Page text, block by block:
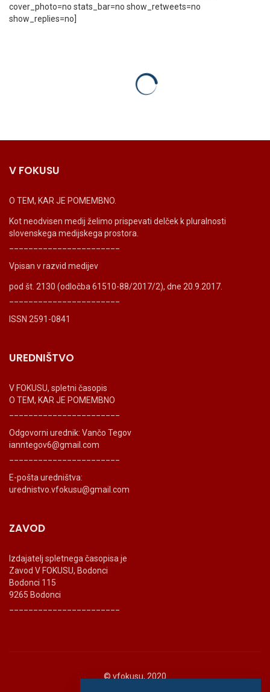
cover_photo=no stats_bar=no show_retweets=no
show_replies=no]
V FOKUSU
O TEM, KAR JE POMEMBNO.
Kot neodvisen medij želimo prispevati delček k pluralnosti
slovenskega medijskega prostora.
Vpisan v razvid medijev
pod št. 2130 (odločba 61510-88/2017/2), dne 20.9.2017.
ISSN 2591-0841
UREDNIŠTVO
V FOKUSU, spletni časopis
O TEM, KAR JE POMEMBNO
Odgovorni urednik: Vančo Tegov
ianntegov6@gmail.com
E-pošta uredništva:
urednistvo.vfokusu@gmail.com
ZAVOD
Izdajatelj spletnega časopisa je
Zavod V FOKUSU, Bodonci
Bodonci 115
9265 Bodonci
© vfokusu, 2020